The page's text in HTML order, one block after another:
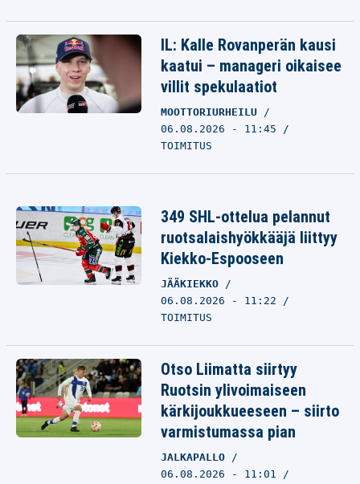
IL: Kalle Rovanperän kausi
kaatui – manageri oikaisee
villit spekulaatiot
MOOTTORIURHEILU
06.08.2026 - 11:45
TOIMITUS
349 SHL-ottelua pelannut
ruotsalaishyökkääjä liittyy
Kiekko-Espooseen
JÄÄKIEKKO
06.08.2026 - 11:22
TOIMITUS
Otso Liimatta siirtyy
Ruotsin ylivoimaiseen
kärkijoukkueeseen – siirto
varmistumassa pian
JALKAPALLO
06.08.2026 - 11:01